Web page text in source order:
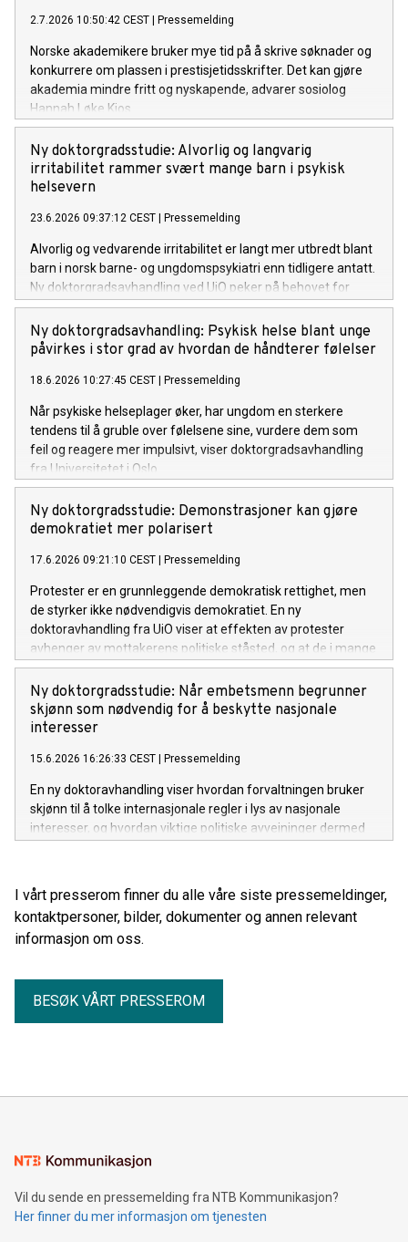
2.7.2026 10:50:42 CEST Pressemelding
Norske akademikere bruker mye tid på å skrive søknader og
konkurrere om plassen i prestisjetidsskrifter. Det kan gjøre
akademia mindre fritt og nyskapende, advarer sosiolog
Hannah Løke Kjos.
Ny doktorgradsstudie: Alvorlig og langvarig
irritabilitet rammer svært mange barn i psykisk
helsevern
23.6.2026 09:37:12 CEST Pressemelding
Alvorlig og vedvarende irritabilitet er langt mer utbredt blant
barn i norsk barne- og ungdomspsykiatri enn tidligere antatt.
Ny doktorgradsavhandling ved UiO peker på behovet for
tidlig identifisering samt tiltak som retter seg mot både
barnets reguleringsvansker og foreldrenes belastning.
Ny doktorgradsavhandling: Psykisk helse blant unge
påvirkes i stor grad av hvordan de håndterer følelser
18.6.2026 10:27:45 CEST Pressemelding
Når psykiske helseplager øker, har ungdom en sterkere
tendens til å gruble over følelsene sine, vurdere dem som
feil og reagere mer impulsivt, viser doktorgradsavhandling
fra Universitetet i Oslo.
Ny doktorgradsstudie: Demonstrasjoner kan gjøre
demokratiet mer polarisert
17.6.2026 09:21:10 CEST Pressemelding
Protester er en grunnleggende demokratisk rettighet, men
de styrker ikke nødvendigvis demokratiet. En ny
doktoravhandling fra UiO viser at effekten av protester
avhenger av mottakerens politiske ståsted, og at de i mange
tilfeller kan bidra til økt polarisering snarere enn bredere
demokratisk mobilisering.
Ny doktorgradsstudie: Når embetsmenn begrunner
skjønn som nødvendig for å beskytte nasjonale
interesser
15.6.2026 16:26:33 CEST Pressemelding
En ny doktoravhandling viser hvordan forvaltningen bruker
skjønn til å tolke internasjonale regler i lys av nasjonale
interesser, og hvordan viktige politiske avveininger dermed
I vårt presserom finner du alle våre siste pressemeldinger,
kontaktpersoner, bilder, dokumenter og annen relevant
informasjon om oss.
BESØK VÅRT PRESSEROM
Vil du sende en pressemelding fra NTB Kommunikasjon?
Her finner du mer informasjon om tjenesten